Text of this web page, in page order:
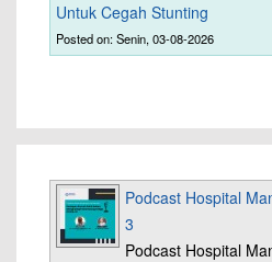
Untuk Cegah Stunting
Posted on: Senin, 03-08-2026
Podcast Hospital
3
Podcast Hospital